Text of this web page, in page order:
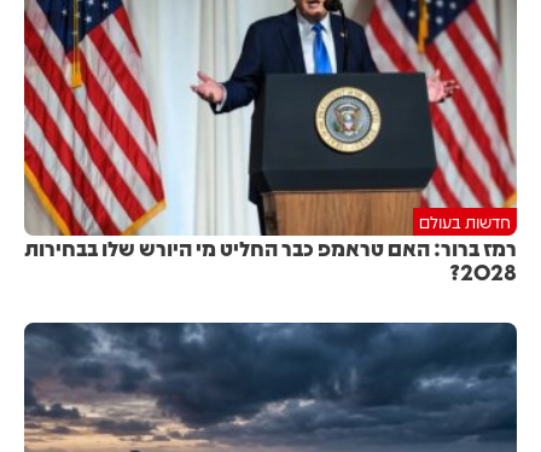
חדשות בעולם
רמז ברור: האם טראמפ כבר החליט מי היורש שלו בבחירות
2028?